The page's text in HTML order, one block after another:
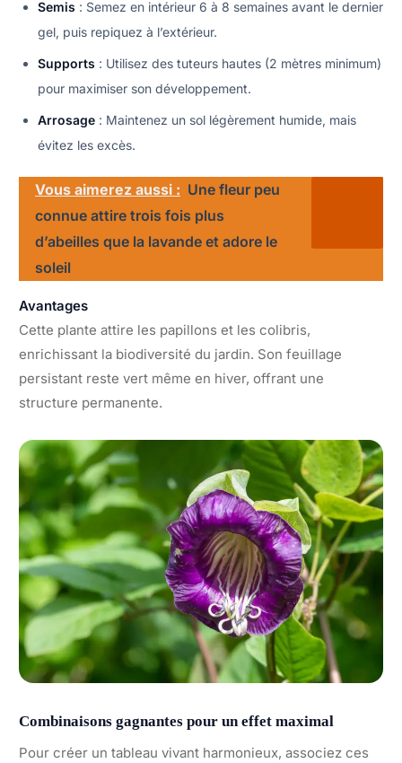
Semis : Semez en intérieur 6 à 8 semaines avant le dernier
gel, puis repiquez à l’extérieur.
Supports : Utilisez des tuteurs hautes (2 mètres minimum)
pour maximiser son développement.
Arrosage : Maintenez un sol légèrement humide, mais
évitez les excès.
Vous aimerez aussi : Une fleur peu
connue attire trois fois plus
d’abeilles que la lavande et adore le
soleil
Avantages
Cette plante attire les papillons et les colibris,
enrichissant la biodiversité du jardin. Son feuillage
persistant reste vert même en hiver, offrant une
structure permanente.
Combinaisons gagnantes pour un effet maximal
Pour créer un tableau vivant harmonieux, associez ces